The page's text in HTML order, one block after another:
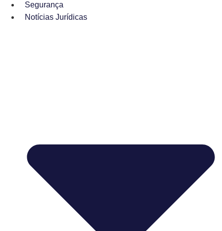
Segurança
Notícias Jurídicas